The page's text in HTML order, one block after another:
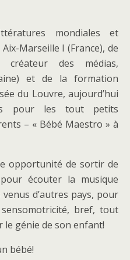
mondiales et
Marseille I (France), de
créateur des médias,
et de la formation
du Louvre, aujourd’hui
pour les tout petits
– « Bébé Maestro » à
opportunité de sortir de
écouter la musique
d’autres pays, pour
bref, tout
génie de son enfant!
bébé!